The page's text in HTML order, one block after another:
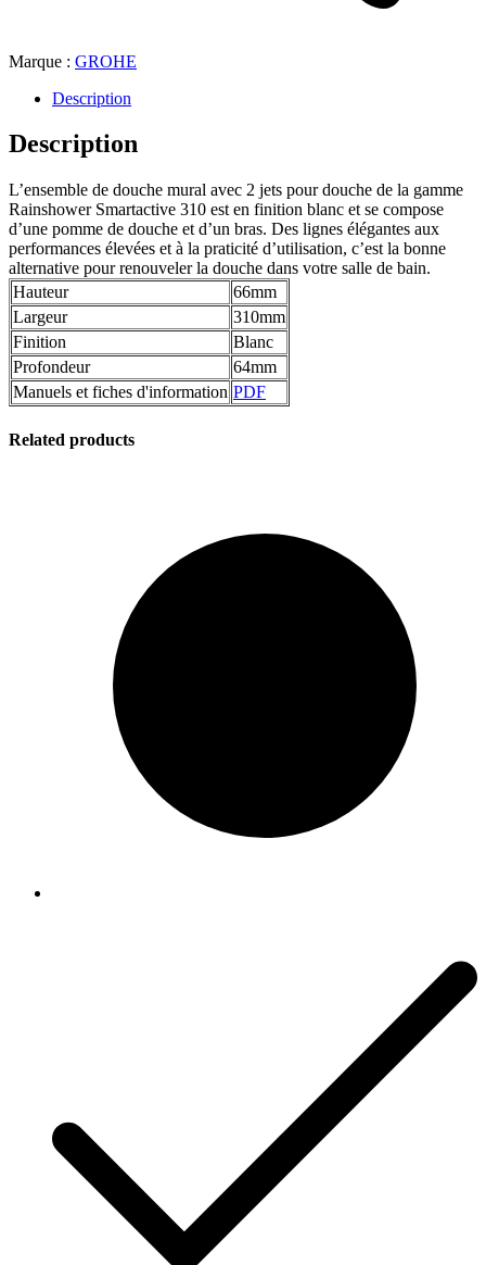
Marque : GROHE
Description
Description
L’ensemble de douche mural avec 2 jets pour douche de la gamme
Rainshower Smartactive 310 est en finition blanc et se compose
d’une pomme de douche et d’un bras. Des lignes élégantes aux
performances élevées et à la praticité d’utilisation, c’est la bonne
alternative pour renouveler la douche dans votre salle de bain.
Hauteur
66mm
Largeur
310mm
Finition
Blanc
Profondeur
64mm
Manuels et fiches d'information PDF
Related products